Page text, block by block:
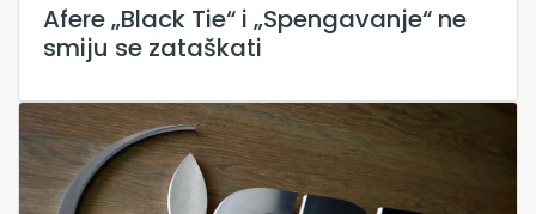
Afere „Black Tie“ i „Spengavanje“ ne
smiju se zataškati